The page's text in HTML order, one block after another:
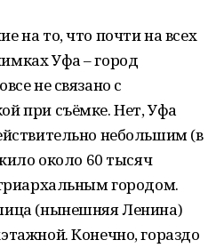
на то, что почти на всех
Уфа – город
не связано с
при съёмке. Нет, Уфа
небольшим (в
около 60 тысяч
городом.
(нынешняя Ленина)
Конечно, гораздо